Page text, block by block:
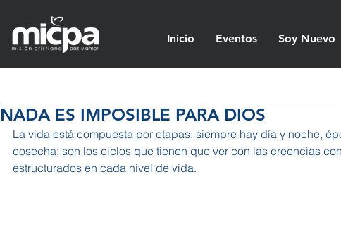
Inicio Eventos Soy Nuevo
NADA ES IMPOSIBLE PARA DIOS
La vida está compuesta por etapas: siempre hay día y noche,
cosecha; son los ciclos que tienen que ver con las creencias
estructurados en cada nivel de vida.